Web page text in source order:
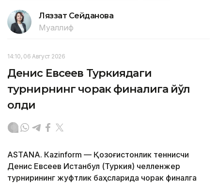
Ляззат Сейданова
Муаллиф
14:10, 06 Август 2026
Денис Евсеев Туркиядаги
турнирнинг чорак финалига йўл
олди
ASTANА. Кazinform — Қозоғистонлик теннисчи
Денис Евсеев Истанбул (Туркия) челленжер
турнирининг жуфтлик баҳсларида чорак финалга